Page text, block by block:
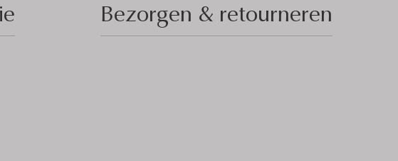
Bezorgen & retourneren